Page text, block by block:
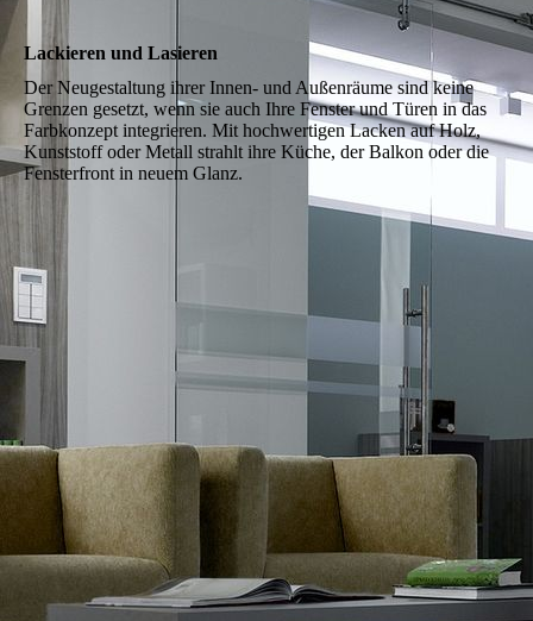
Lackieren und Lasieren
Der Neu­ge­staltung ihrer Innen- und Außen­räume sind keine
Grenzen ge­setzt, wenn sie auch Ihre Fenster und Türen in das
Farb­konzept integrieren. Mit hoch­wertigen Lacken auf Holz,
Kunst­stoff oder Metall strahlt ihre Küche, der Balkon oder die
Fenster­front in neuem Glanz.